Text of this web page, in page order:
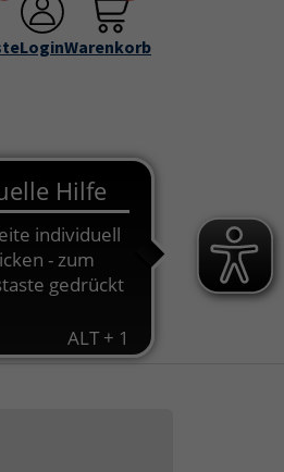
Submenu for "Service & Info"
Über uns
LoginWarenkorb